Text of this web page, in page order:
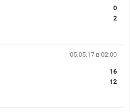
0
2
05.05.17 в 02:00
16
12